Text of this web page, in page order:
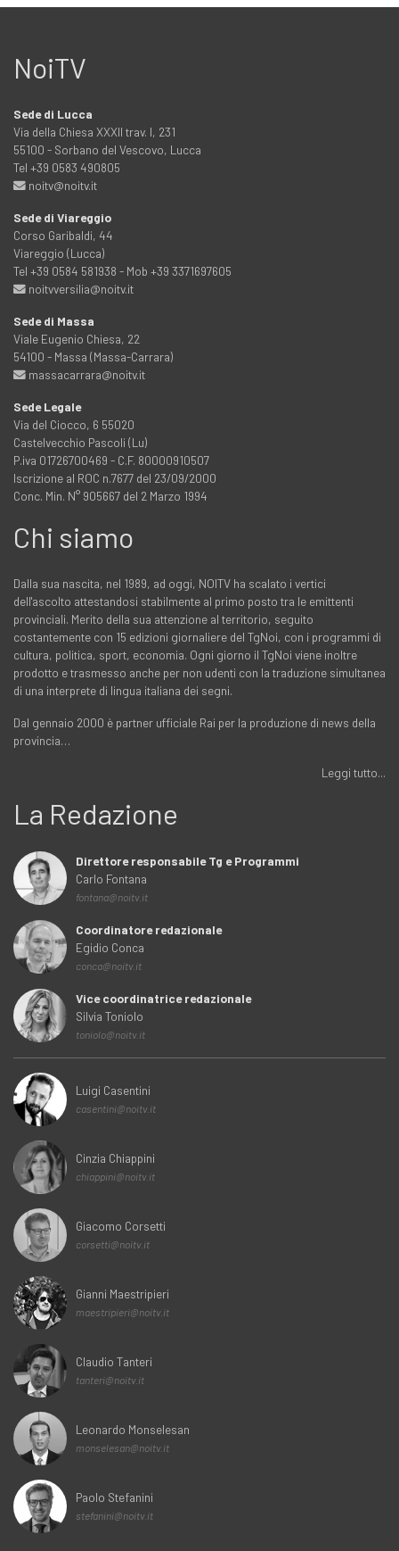
NoiTV
Sede di Lucca
Via della Chiesa XXXII trav. I, 231
55100 - Sorbano del Vescovo, Lucca
Tel +39 0583 490805
noitv@noitv.it
Sede di Viareggio
Corso Garibaldi, 44
Viareggio (Lucca)
Tel +39 0584 581938 - Mob +39 3371697605
noitvversilia@noitv.it
Sede di Massa
Viale Eugenio Chiesa, 22
54100 - Massa (Massa-Carrara)
massacarrara@noitv.it
Sede Legale
Via del Ciocco, 6 55020
Castelvecchio Pascoli (Lu)
P.iva 01726700469 - C.F. 80000910507
Iscrizione al ROC n.7677 del 23/09/2000
Conc. Min. N° 905667 del 2 Marzo 1994
Chi siamo
Dalla sua nascita, nel 1989, ad oggi, NOITV ha scalato i vertici
dell'ascolto attestandosi stabilmente al primo posto tra le emittenti
provinciali. Merito della sua attenzione al territorio, seguito
costantemente con 15 edizioni giornaliere del TgNoi, con i programmi di
cultura, politica, sport, economia. Ogni giorno il TgNoi viene inoltre
prodotto e trasmesso anche per non udenti con la traduzione simultanea
di una interprete di lingua italiana dei segni.
Dal gennaio 2000 è partner ufficiale Rai per la produzione di news della
provincia…
Leggi tutto...
La Redazione
Direttore responsabile Tg e Programmi
Carlo Fontana
fontana@noitv.it
Coordinatore redazionale
Egidio Conca
conca@noitv.it
Vice coordinatrice redazionale
Silvia Toniolo
toniolo@noitv.it
Luigi Casentini
casentini@noitv.it
Cinzia Chiappini
chiappini@noitv.it
Giacomo Corsetti
corsetti@noitv.it
Gianni Maestripieri
maestripieri@noitv.it
Claudio Tanteri
tanteri@noitv.it
Leonardo Monselesan
monselesan@noitv.it
Paolo Stefanini
stefanini@noitv.it